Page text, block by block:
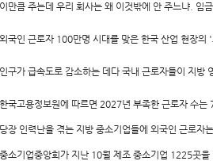
이만큼 주는데 우리 회사는 왜 이것밖에 안 주느냐. 임
외국인 근로자 100만명 시대를 맞은 한국 산업 현장의
인구가 급속도로 감소하는 데다 국내 근로자들이 지방
한국고용정보원에 따르면 2027년 부족한 근로자 수
당장 인력난을 겪는 지방 중소기업들에 외국인 근로
중소기업중앙회가 지난 10월 제조 중소기업 1225곳